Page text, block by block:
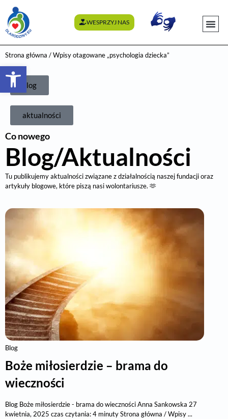
WESPRZYJ NAS
Strona główna / Wpisy otagowane „psychologia dziecka”
blog
aktualności
Co nowego
Blog/Aktualności
Tu publikujemy aktualności związane z działalnością naszej fundacji oraz
artykuły blogowe, które piszą nasi wolontariusze. 🫶
Blog
Boże miłosierdzie – brama do
wieczności
Blog Boże miłosierdzie - brama do wieczności Anna Sankowska 27
kwietnia, 2025 czas czytania: 4 minuty Strona główna / Wpisy ...
Otwórz pasek narzędzi